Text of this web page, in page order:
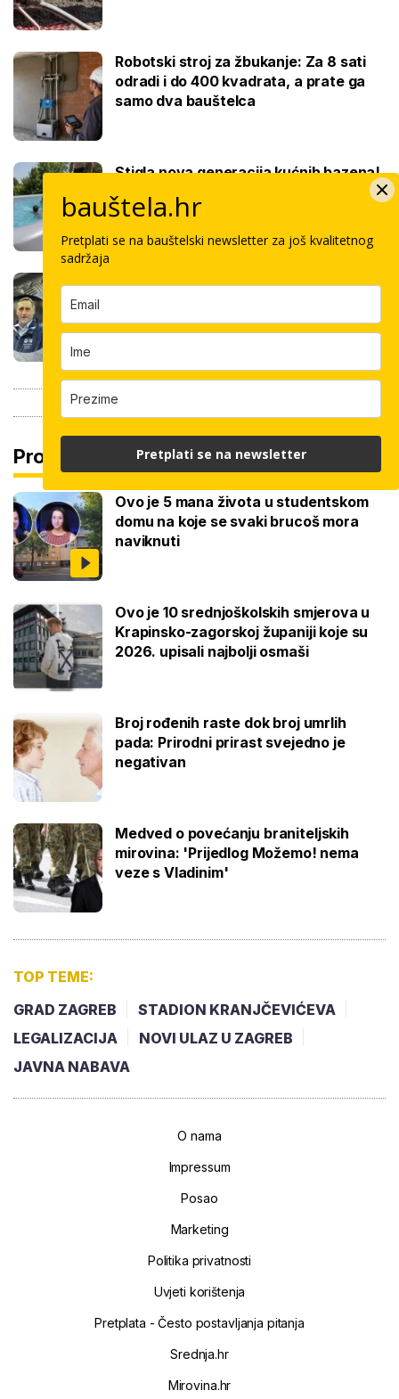
Robotski stroj za žbukanje: Za 8 sati
odradi i do 400 kvadrata, a prate ga
samo dva bauštelca
Stigla nova generacija kućnih bazena!
Po rubu možete hodati, a od kutije do
kupanca samo jedan sat
Koliko košta keramičar za kvadrat
dimenzije keramike, ali i lokacija
Pročitaj još
Ovo je 5 mana života u studentskom
domu na koje se svaki brucoš mora
naviknuti
Ovo je 10 srednjoškolskih smjerova u
Krapinsko-zagorskoj županiji koje su
2026. upisali najbolji osmaši
Broj rođenih raste dok broj umrlih
pada: Prirodni prirast svejedno je
negativan
Medved o povećanju braniteljskih
mirovina: 'Prijedlog Možemo! nema
veze s Vladinim'
TOP TEME:
GRAD ZAGREB
STADION KRANJČEVIĆEVA
LEGALIZACIJA
NOVI ULAZ U ZAGREB
JAVNA NABAVA
O nama
Impressum
Posao
Marketing
Politika privatnosti
Uvjeti korištenja
Pretplata - Često postavljanja pitanja
Srednja.hr
Mirovina.hr
bauštela.hr
Pretplati se na bauštelski newsletter za još kvalitetnog
sadržaja
Pretplati se na newsletter